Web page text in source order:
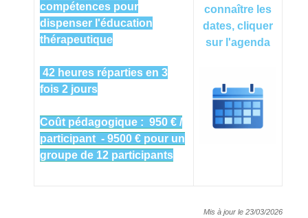
compétences pour
dispenser l'éducation
thérapeutique
42 heures réparties en 3
fois 2 jours
Coût pédagogique : 950 € /
participant - 9500 € pour un
groupe de 12 participants
connaître les
dates, cliquer
sur l'agenda
Mis à jour le 23/03/2026